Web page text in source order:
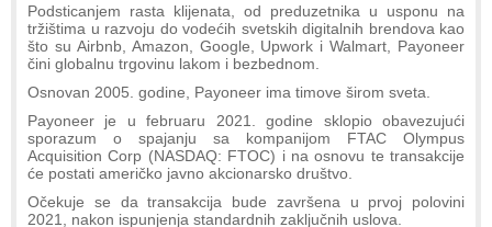
Podsticanjem rasta klijenata, od preduzetnika u usponu na
tržištima u razvoju do vodećih svetskih digitalnih brendova kao
što su Airbnb, Amazon, Google, Upwork i Walmart, Payoneer
čini globalnu trgovinu lakom i bezbednom.
Osnovan 2005. godine, Payoneer ima timove širom sveta.
Payoneer je u februaru 2021. godine sklopio obavezujući
sporazum o spajanju sa kompanijom FTAC Olympus
Acquisition Corp (NASDAQ: FTOC) i na osnovu te transakcije
će postati američko javno akcionarsko društvo.
Očekuje se da transakcija bude završena u prvoj polovini
2021, nakon ispunjenja standardnih zaključnih uslova.